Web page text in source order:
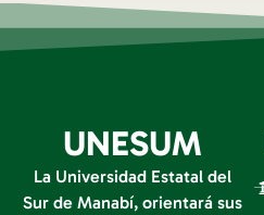
UNESUM
La Universidad Estatal del
Sur de Manabí, orientará sus